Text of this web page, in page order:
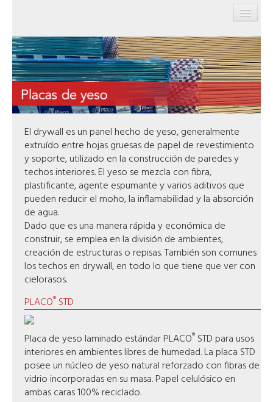
INICIO
PRODUCTOS
EMPRESA
SERVICIOS
CONTACTO
El drywall es un panel hecho de yeso, generalmente
extruído entre hojas gruesas de papel de revestimiento
y soporte, utilizado en la construcción de paredes y
techos interiores. El yeso se mezcla con fibra,
plastificante, agente espumante y varios aditivos que
pueden reducir el moho, la inflamabilidad y la absorción
de agua.
Dado que es una manera rápida y económica de
construir, se emplea en la división de ambientes,
creación de estructuras o repisas. También son comunes
los techos en drywall, en todo lo que tiene que ver con
cielorasos.
PLACO® STD
Placa de yeso laminado estándar PLACO® STD para usos
interiores en ambientes libres de humedad. La placa STD
posee un núcleo de yeso natural reforzado con fibras de
vidrio incorporadas en su masa. Papel celulósico en
ambas caras 100% reciclado.